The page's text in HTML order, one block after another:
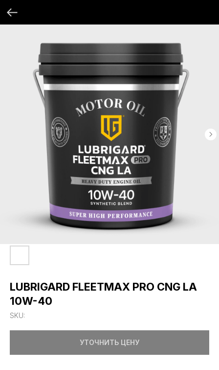
LUBRIGARD FLEETMAX PRO CNG LA
10W-40
SKU:
УТОЧНИТЬ ЦЕНУ